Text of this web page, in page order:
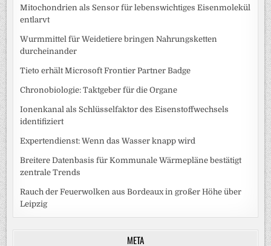
Mitochondrien als Sensor für lebenswichtiges Eisenmolekül
entlarvt
Wurmmittel für Weidetiere bringen Nahrungsketten
durcheinander
Tieto erhält Microsoft Frontier Partner Badge
Chronobiologie: Taktgeber für die Organe
Ionenkanal als Schlüsselfaktor des Eisenstoffwechsels
identifiziert
Expertendienst: Wenn das Wasser knapp wird
Breitere Datenbasis für Kommunale Wärmepläne bestätigt
zentrale Trends
Rauch der Feuerwolken aus Bordeaux in großer Höhe über
Leipzig
META